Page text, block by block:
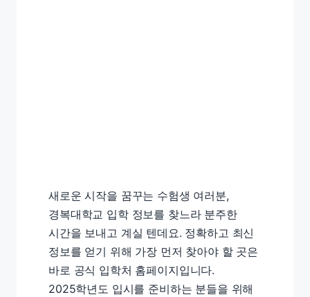
새로운 시작을 꿈꾸는 수험생 여러분,
경복대학교 입학 정보를 찾느라 분주한
시간을 보내고 계실 텐데요. 정확하고 최신
정보를 얻기 위해 가장 먼저 찾아야 할 곳은
바로 공식 입학처 홈페이지입니다.
2025학년도 입시를 준비하는 분들을 위해